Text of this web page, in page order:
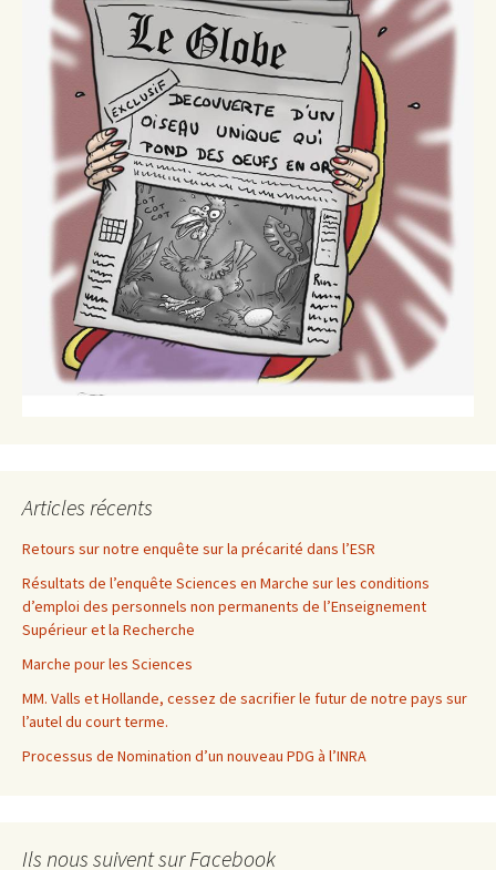
Articles récents
Retours sur notre enquête sur la précarité dans l’ESR
Résultats de l’enquête Sciences en Marche sur les conditions
d’emploi des personnels non permanents de l’Enseignement
Supérieur et la Recherche
Marche pour les Sciences
MM. Valls et Hollande, cessez de sacrifier le futur de notre pays sur
l’autel du court terme.
Processus de Nomination d’un nouveau PDG à l’INRA
Ils nous suivent sur Facebook